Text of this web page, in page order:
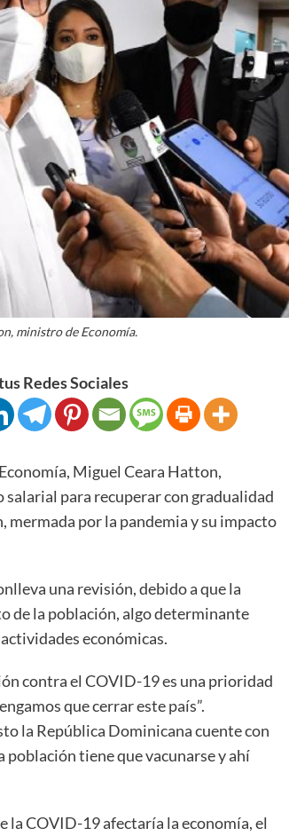
ministro de Economía.
Redes Sociales
Miguel Ceara Hatton,
para recuperar con gradualidad
mermada por la pandemia y su impacto
una revisión, debido a que la
de la población, algo determinante
económicas.
contra el COVID-19 es una prioridad
que cerrar este país”.
la República Dominicana cuente con
población tiene que vacunarse y ahí
la COVID-19 afectaría la economía, el